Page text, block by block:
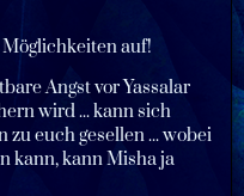
auf!
Angst vor Yassalar
wird ... kann sich
euch gesellen ... wobei
kann, kann Misha ja